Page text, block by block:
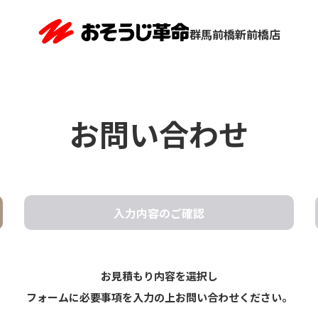
群馬前橋新前橋店
お問い合わせ
入力内容のご確認
お見積もり内容を選択し
フォームに必要事項を入力の上お問い合わせください。